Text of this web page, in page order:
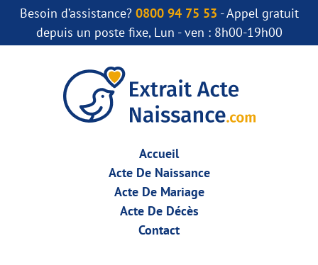
Besoin d’assistance? 0800 94 75 53 - Appel gratuit
depuis un poste fixe, Lun - ven : 8h00-19h00
Accueil
Acte De Naissance
Acte De Mariage
Acte De Décès
Contact